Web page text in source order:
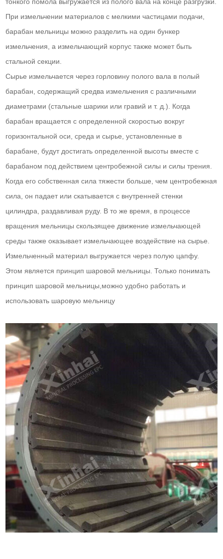
При измельчении материалов с мелкими частицами подачи,
барабан мельницы можно разделить на один бункер
измельчения, а измельчающий корпус также может быть
стальной секции.
Сырье измельчается через горловину полого вала в полый
барабан, содержащий средва измельчения с различными
диаметрами (стальные шарики или гравий и т. д.). Когда
барабан вращается с определенной скоростью вокруг
горизонтальной оси, среда и сырье, установленные в
барабане, будут достигать определенной высоты вместе с
барабаном под действием центробежной силы и силы трения.
Когда его собственная сила тяжести больше, чем центробежная
сила, он падает или скатывается с внутренней стенки
цилиндра, раздавливая руду. В то же время, в процессе
вращения мельницы скользящее движение измельчающей
среды также оказывает измельчающее воздействие на сырье.
Измельченный материал выгружается через полую цапфу.
Этом является принцип шаровой мельницы. Только понимать
принцип шаровой мельницы,можно удобно работать и
использовать шаровую мельницу